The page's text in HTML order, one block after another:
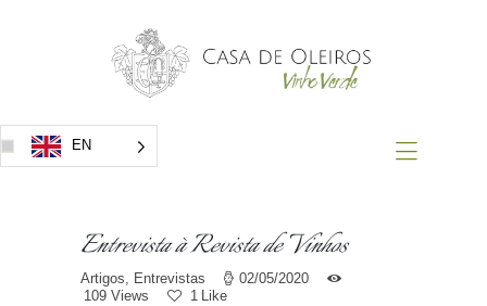
EN
Eventos
Entrevista à Revista de Vinhos
Artigos, Entrevistas
02/05/2020
109 Views 1 Like